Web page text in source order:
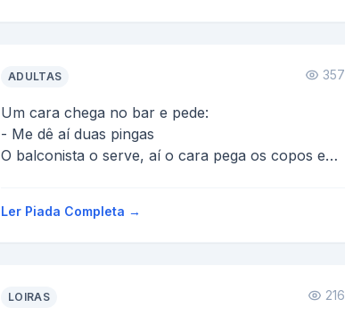
ADULTAS 357
Um cara chega no bar e pede:
- Me dê aí duas pingas
O balconista o serve, aí o cara pega os copos e
Ler Piada Completa →
LOIRAS 216